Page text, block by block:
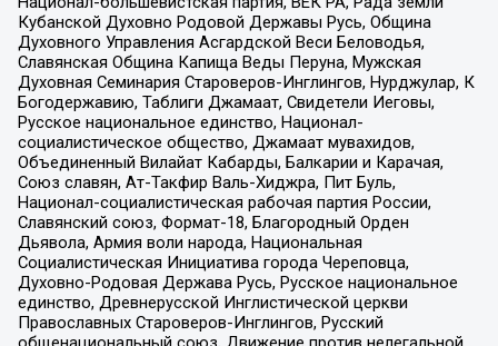
Кубанской Духовно Родовой Державы Русь, Община
Духовного Управления Асгардской Веси Беловодья,
Славянская Община Капища Веды Перуна, Мужская
Духовная Семинария Староверов-Инглингов, Нурджулар, К
Богодержавию, Таблиги Джамаат, Свидетели Иеговы,
Русское национальное единство, Национал-
социалистическое общество, Джамаат мувахидов,
Объединенный Вилайат Кабарды, Балкарии и Карачая,
Союз славян, Ат-Такфир Валь-Хиджра, Пит Буль,
Национал-социалистическая рабочая партия России,
Славянский союз, Формат-18, Благородный Орден
Дьявола, Армия воли народа, Национальная
Социалистическая Инициатива города Череповца,
Духовно-Родовая Держава Русь, Русское национальное
единство, Древнерусской Инглистической церкви
Православных Староверов-Инглингов, Русский